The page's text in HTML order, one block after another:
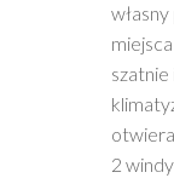
2 windy